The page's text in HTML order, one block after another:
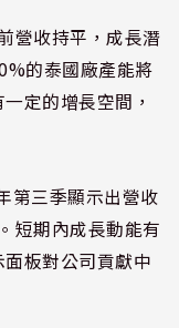
營收持平，成長潛
的泰國廠產能將
定的增長空間，
第三季顯示出營收
短期內成長動能有
板對公司貢獻中